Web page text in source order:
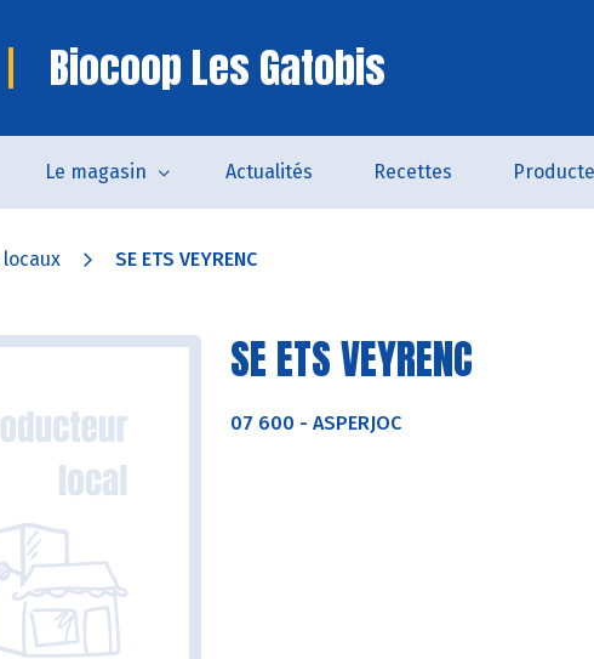
Biocoop Les Gatobis
Le magasin Actualités Recettes
SE ETS VEYRENC
SE ETS VEYRENC
07 600 - ASPERJOC